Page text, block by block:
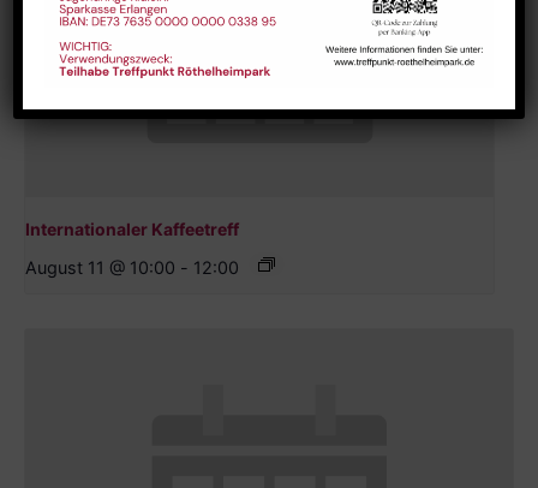
Internationaler Kaffeetreff
August 11 @ 10:00 - 12:00